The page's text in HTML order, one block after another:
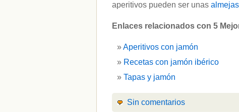
aperitivos pueden ser unas
Enlaces relacionados con 5
Aperitivos con jamón
Recetas con jamón ibérico
Tapas y jamón
Sin comentarios